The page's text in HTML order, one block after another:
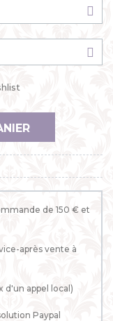
de 150 € et
après vente à
d'un appel local)
Paypal